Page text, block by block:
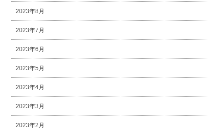
2023年8月
2023年7月
2023年6月
2023年5月
2023年4月
2023年3月
2023年2月